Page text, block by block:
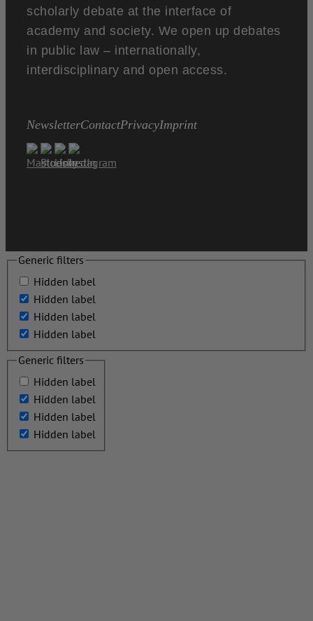
scholarly debate at the interface of
academy and society. We open up debates
in public law – internationally,
interdisciplinary and open access.
NewsletterContactPrivacyImprint
Generic filters
Hidden label
Hidden label
Hidden label
Hidden label
Generic filters
Hidden label
Hidden label
Hidden label
Hidden label